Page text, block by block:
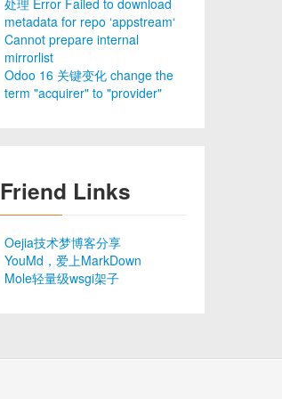
处理 Error Failed to download
metadata for repo ‘appstream‘
Cannot prepare internal
mirrorlist
Odoo 16 关键变化 change the
term "acquirer" to "provider"
Friend Links
Oejia技术梦博客分享
YouMd，爱上MarkDown
Mole轻量级wsgi架子